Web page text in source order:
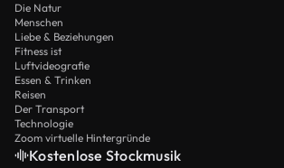
Die Natur
Menschen
Liebe & Beziehungen
Fitness ist
Luftvideografie
Essen & Trinken
Reisen
Der Transport
Technologie
Zoom virtuelle Hintergründe
Kostenlose Stockmusik